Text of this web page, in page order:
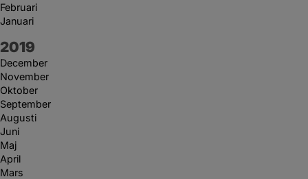
Februari
Januari
År:
2019
December
November
Oktober
September
Augusti
Juni
Maj
April
Mars